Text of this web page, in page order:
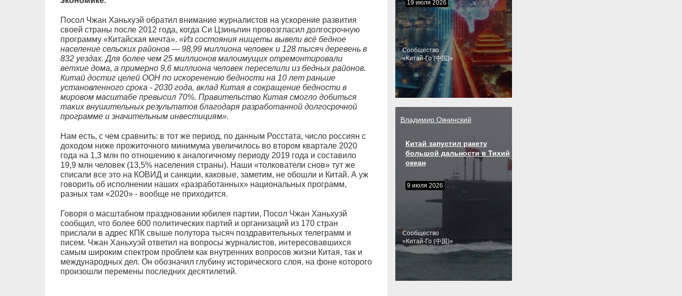
Посол Чжан Ханьхуэй обратил внимание журналистов на ускорение развития
своей страны после 2012 года, когда Си Цзиньпин провозгласил долгосрочную
программу «Китайская мечта». «Из состояния нищеты вывели всё бедное
население сельских районов — 98,99 миллиона человек и 128 тысяч деревень в
832 уездах. Для более чем 25 миллионов малоимущих отремонтировали
ветхие дома, а примерно 9,6 миллиона человек переселили из бедных районов.
Китай достиг целей ООН по искоренению бедности на 10 лет раньше
установленного срока - 2030 года, вклад Китая в сокращение бедности в
мировом масштабе превысил 70%. Правительство Китая смогло добиться
таких внушительных результатов благодаря разработанной долгосрочной
программе и значительным инвестициям».
Нам есть, с чем сравнить: в тот же период, по данным Росстата, число россиян с
доходом ниже прожиточного минимума увеличилось во втором квартале 2020
года на 1,3 млн по отношению к аналогичному периоду 2019 года и составило
19,9 млн человек (13,5% населения страны). Наши «толкователи снов» тут же
списали все это на КОВИД и санкции, каковые, заметим, не обошли и Китай. А уж
говорить об исполнении наших «разработанных» национальных программ,
разных там «2020» - вообще не приходится.
Говоря о масштабном праздновании юбилея партии, Посол Чжан Ханьхуэй
сообщил, что более 600 политических партий и организаций из 170 стран
прислали в адрес КПК свыше полутора тысяч поздравительных телеграмм и
писем. Чжан Ханьхуэй ответил на вопросы журналистов, интересовавшихся
самым широким спектром проблем как внутренних вопросов жизни Китая, так и
международных дел. Он обозначил глубину исторического слоя, на фоне которого
произошли перемены последних десятилетий.
19 июля 2026
Cообщество
«Китай-Го (中国)»
Владимир Овчинский
Китай запустил ракету
большой дальности в Тихий
океан
9 июля 2026
Cообщество
«Китай-Го (中国)»